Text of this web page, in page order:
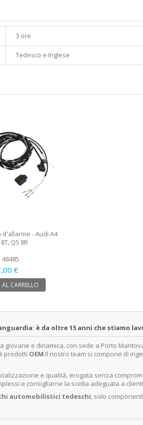
3 ore
Tedesco e Inglese
- Audi A4
Q5 8R
48485
€
CARRELLO
è da oltre 15 anni che stiamo
giovane e dinamica, con sede a Porto
prodotti OEM.Il nostro team si compone di
e qualità, erogata senza
e consigliarne la scelta adeguata a
automobilistici tedeschi, solo